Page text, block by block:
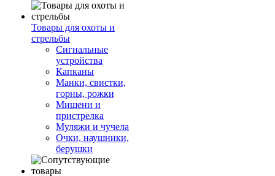
Товары для охоты и
стрельбы
Сигнальные
устройства
Капканы
Манки, свистки,
горны, рожки
Мишени и
пристрелка
Муляжи и чучела
Очки, наушники,
берушки